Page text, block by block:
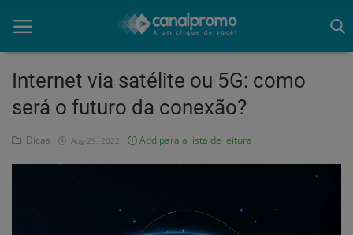
Home
Mato Grosso
Participe do Clube
Internet via satélite ou 5G: como
será o futuro da conexão?
Dicas Aug 29, 2022 Add para a lista de leitura